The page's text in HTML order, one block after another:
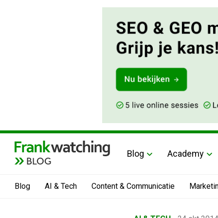
BLOG
Blog Academy
Blog AI & Tech Content & Communicatie